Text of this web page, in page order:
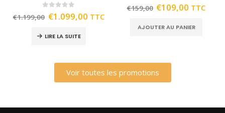
out of 5
€1.199,00 €1.099,00 TTC
LIRE LA SUITE
out of 5
€159,00 €109,00 TTC
AJOUTER AU PANIER
Voir toutes les promotions